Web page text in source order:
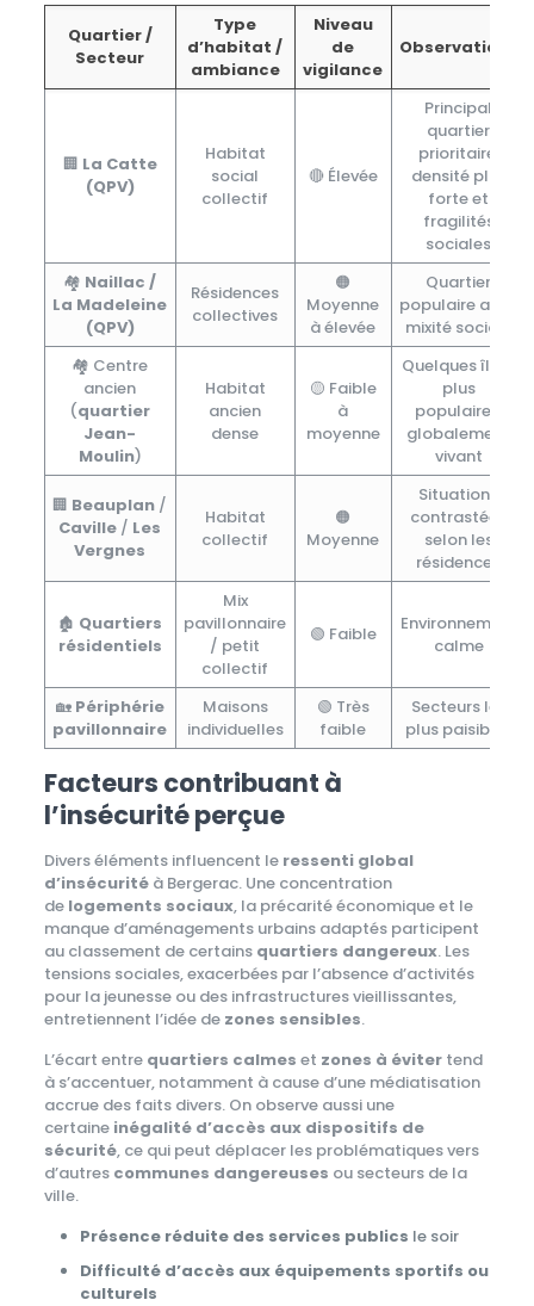
Quartier /
Secteur
Type
d’habitat /
ambiance
Niveau
de
vigilance
Observations
🏢 La Catte
(QPV)
Habitat
social
collectif
🔴 Élevée
Principal
quartier
prioritaire,
densité plus
forte et
fragilités
sociales
🏘️ Naillac /
La Madeleine
(QPV)
Résidences
collectives
🟠
Moyenne
à élevée
Quartier
populaire avec
mixité sociale
🏘️ Centre
ancien
(quartier
Jean-
Moulin)
Habitat
ancien
dense
🟡 Faible
à
moyenne
Quelques îlots
plus
populaires,
globalement
vivant
🏢 Beauplan /
Caville / Les
Vergnes
Habitat
collectif
🟠
Moyenne
Situations
contrastées
selon les
résidences
🏚️ Quartiers
résidentiels
Mix
pavillonnaire
/ petit
collectif
🟢 Faible
Environnement
calme
🏡 Périphérie
pavillonnaire
Maisons
individuelles
🟢 Très
faible
Secteurs les
plus paisibles
Facteurs contribuant à
l’insécurité perçue
Divers éléments influencent le ressenti global
d’insécuritéà Bergerac. Une concentration
de logements sociaux, la précarité économique et le
manque d’aménagements urbains adaptés participent
au classement de certains quartiers dangereux. Les
tensions sociales, exacerbées par l’absence d’activités
pour la jeunesse ou des infrastructures vieillissantes,
entretiennent l’idée de zones sensibles.
L’écart entre quartiers calmes et zones à évitertend
à s’accentuer, notamment à cause d’une médiatisation
accrue des faits divers. On observe aussi une
certaine inégalité d’accès aux dispositifs de
sécurité, ce qui peut déplacer les problématiques vers
d’autres communes dangereuses ou secteurs de la
ville.
Présence réduite des services publics le soir
Difficulté d’accès aux équipements sportifs ou
culturels